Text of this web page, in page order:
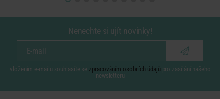
Nenechte si ujít novinky!
vložením e-mailu souhlasíte se zpracováním osobních údajů pro zasílání našeho
newsletteru